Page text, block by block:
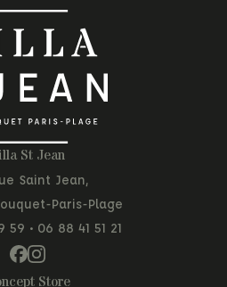
St Jean
Saint Jean,
Paris-Plage
59 • 06 88 41 51 21
Store